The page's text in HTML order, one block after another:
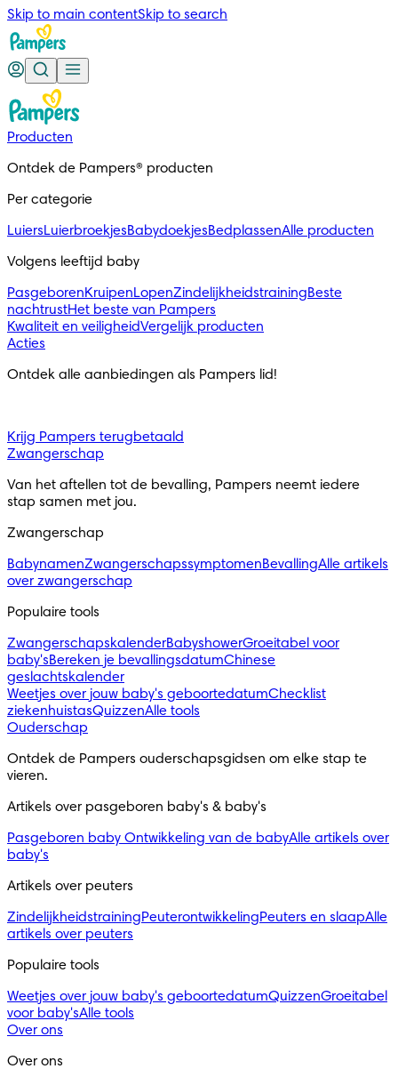
Skip to main contentSkip to search
Producten
Ontdek de Pampers® producten
Per categorie
LuiersLuierbroekjesBabydoekjesBedplassenAlle producten
Volgens leeftijd baby
PasgeborenKruipenLopenZindelijkheidstrainingBeste
nachtrustHet beste van Pampers
Kwaliteit en veiligheidVergelijk producten
Acties
Ontdek alle aanbiedingen als Pampers lid!
Krijg Pampers terugbetaald
Zwangerschap
Van het aftellen tot de bevalling, Pampers neemt iedere
stap samen met jou.
Zwangerschap
BabynamenZwangerschapssymptomenBevallingAlle artikels
over zwangerschap
Populaire tools
ZwangerschapskalenderBabyshowerGroeitabel voor
baby'sBereken je bevallingsdatumChinese
geslachtskalender
Weetjes over jouw baby's geboortedatumChecklist
ziekenhuistasQuizzenAlle tools
Ouderschap
Ontdek de Pampers ouderschapsgidsen om elke stap te
vieren.
Artikels over pasgeboren baby's & baby's
Pasgeboren baby Ontwikkeling van de babyAlle artikels over
baby's
Artikels over peuters
ZindelijkheidstrainingPeuterontwikkelingPeuters en slaapAlle
artikels over peuters
Populaire tools
Weetjes over jouw baby's geboortedatumQuizzenGroeitabel
voor baby'sAlle tools
Over ons
Over ons